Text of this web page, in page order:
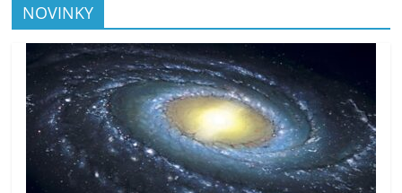
NOVINKY